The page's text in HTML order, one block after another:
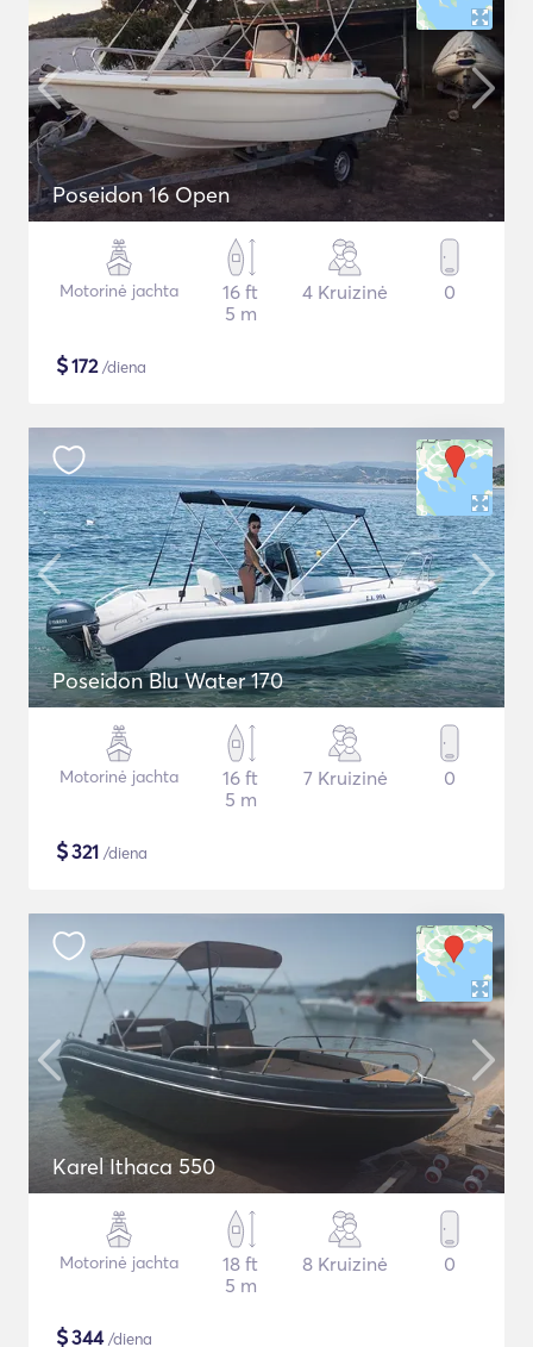
Poseidon 16 Open
Motorinė jachta
16 ft
5 m
4 Kruizinė 0
$172/diena
Poseidon Blu Water 170
Motorinė jachta
16 ft
5 m
7 Kruizinė 0
$321 /diena
Karel Ithaca 550
Motorinė jachta
18 ft
5 m
8 Kruizinė 0
$344/diena